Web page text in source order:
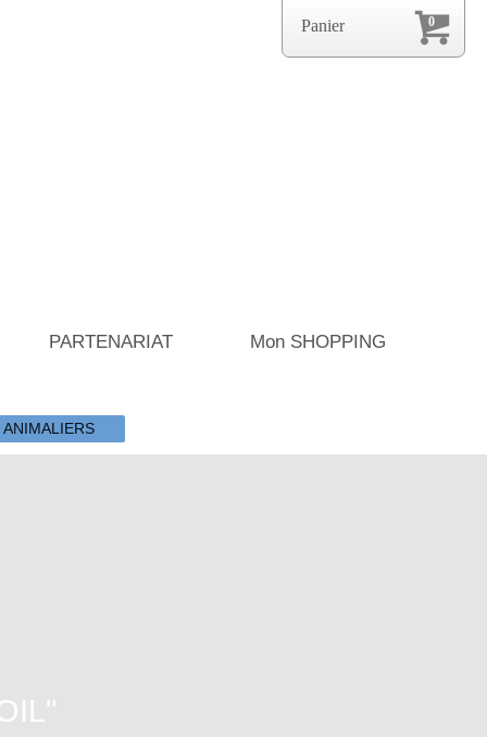
PARTENARIAT Mon SHOPPING
0
Panier